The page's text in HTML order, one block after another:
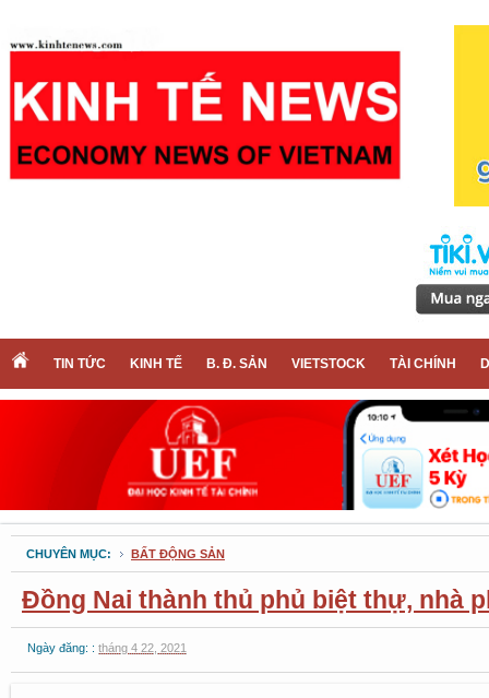
TIN TỨC KINH TẾ B. Đ. SẢN VIETSTOCK TÀI CHÍNH
CHUYÊN MỤC: BẤT ĐỘNG SẢN
Đồng Nai thành thủ phủ biệt thự, nhà
Ngày đăng: : tháng 4 22, 2021